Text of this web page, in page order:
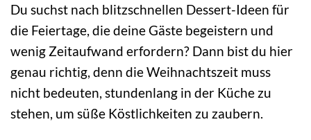
Du suchst nach blitzschnellen Dessert-Ideen für
die Feiertage, die deine Gäste begeistern und
wenig Zeitaufwand erfordern? Dann bist du hier
genau richtig, denn die Weihnachtszeit muss
nicht bedeuten, stundenlang in der Küche zu
stehen, um süße Köstlichkeiten zu zaubern.